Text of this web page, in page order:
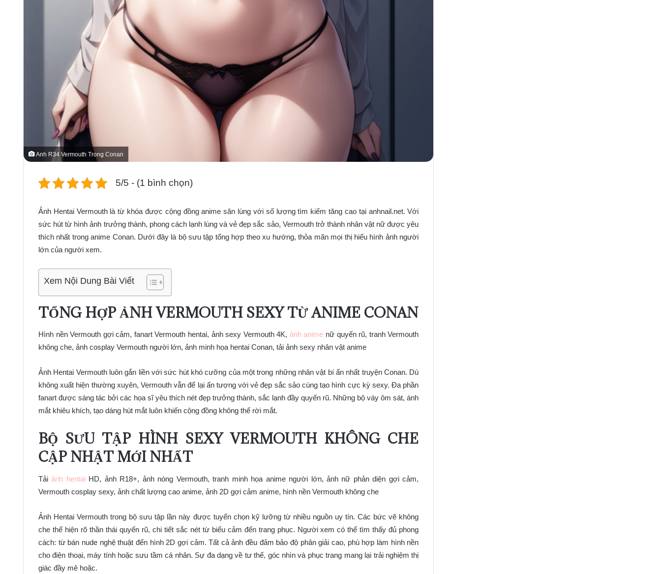
Anh R34 Vermouth Trong Conan
5/5 - (1 bình chọn)
Ảnh Hentai Vermouth là từ khóa được cộng đồng anime săn lùng với số lượng tìm kiếm tăng cao tại anhnail.net. Với
sức hút từ hình ảnh trưởng thành, phong cách lạnh lùng và vẻ đẹp sắc sảo, Vermouth trở thành nhân vật nữ được yêu
thích nhất trong anime Conan. Dưới đây là bộ sưu tập tổng hợp theo xu hướng, thỏa mãn mọi thị hiếu hình ảnh người
lớn của người xem.
Xem Nội Dung Bài Viết
TỔNG HỢP ẢNH VERMOUTH SEXY TỪ ANIME CONAN
Hình nền Vermouth gợi cảm, fanart Vermouth hentai, ảnh sexy Vermouth 4K, ảnh anime nữ quyến rũ, tranh Vermouth
không che, ảnh cosplay Vermouth người lớn, ảnh minh họa hentai Conan, tải ảnh sexy nhân vật anime
Ảnh Hentai Vermouth luôn gắn liền với sức hút khó cưỡng của một trong những nhân vật bí ẩn nhất truyện Conan. Dù
không xuất hiện thường xuyên, Vermouth vẫn để lại ấn tượng với vẻ đẹp sắc sảo cùng tạo hình cực kỳ sexy. Đa phần
fanart được sáng tác bởi các họa sĩ yêu thích nét đẹp trưởng thành, sắc lạnh đầy quyến rũ. Những bộ váy ôm sát, ánh
mắt khiêu khích, tạo dáng hút mắt luôn khiến cộng đồng không thể rời mắt.
BỘ SƯU TẬP HÌNH SEXY VERMOUTH KHÔNG CHE
CẬP NHẬT MỚI NHẤT
Tảiảnh hentaiHD, ảnh R18+, ảnh nóng Vermouth, tranh minh họa anime người lớn, ảnh nữ phản diện gợi cảm,
Vermouth cosplay sexy, ảnh chất lượng cao anime, ảnh 2D gợi cảm anime, hình nền Vermouth không che
Ảnh Hentai Vermouth trong bộ sưu tập lần này được tuyển chọn kỹ lưỡng từ nhiều nguồn uy tín. Các bức vẽ không
che thể hiện rõ thần thái quyến rũ, chi tiết sắc nét từ biểu cảm đến trang phục. Người xem có thể tìm thấy đủ phong
cách: từ bán nude nghệ thuật đến hình 2D gợi cảm. Tất cả ảnh đều đảm bảo độ phân giải cao, phù hợp làm hình nền
cho điện thoại, máy tính hoặc sưu tầm cá nhân. Sự đa dạng về tư thế, góc nhìn và phục trang mang lại trải nghiệm thị
giác đầy mê hoặc.